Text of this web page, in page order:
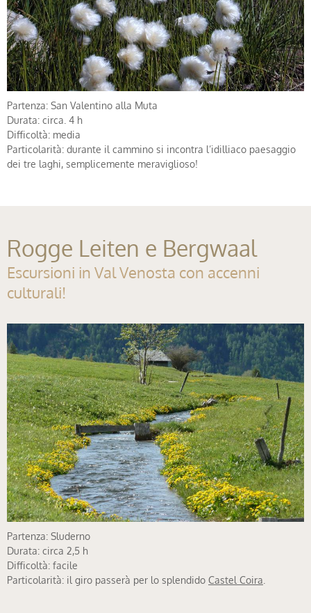
Partenza: San Valentino alla Muta
Durata: circa. 4 h
Difficoltà: media
Particolarità: durante il cammino si incontra l’idilliaco paesaggio
dei tre laghi, semplicemente meraviglioso!
Rogge Leiten e Bergwaal
Escursioni in Val Venosta con accenni
culturali!
Partenza: Sluderno
Durata: circa 2,5 h
Difficoltà: facile
Particolarità: il giro passerà per lo splendido Castel Coira